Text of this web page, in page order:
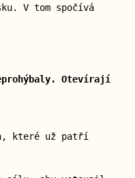
V tom spočívá
Otevírají
které už patří